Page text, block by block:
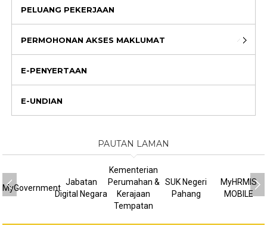
PELUANG PEKERJAAN
PERMOHONAN AKSES MAKLUMAT
E-PENYERTAAN
E-UNDIAN
PAUTAN LAMAN
MyGovernment
Jabatan
Digital Negara
Kementerian
Perumahan &
Kerajaan
Tempatan
SUK Negeri
Pahang
MyHRMIS
MOBILE